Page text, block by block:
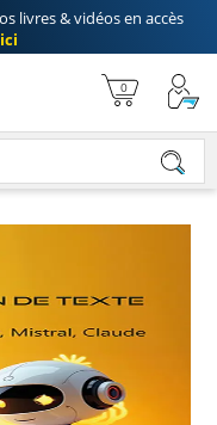
livres & vidéos en accès